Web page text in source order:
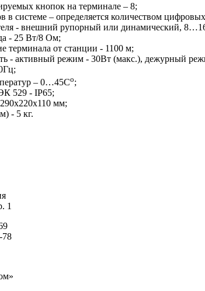
кнопок на терминале – 8;
в системе – определяется количеством
- внешний рупорный или динамический,
- 25 Вт/8 Ом;
терминала от станции - 1100 м;
- активный режим - 30Вт (макс.), дежурный
– 0…45Со;
529 - IP65;
мм;
- 5 кг.
1
78